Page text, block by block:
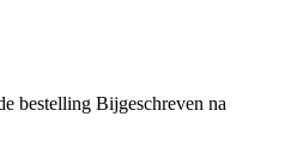
bestelling Bijgeschreven na